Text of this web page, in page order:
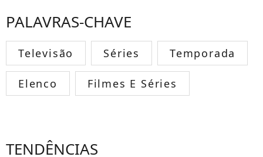
PALAVRAS-CHAVE
Televisão Séries Temporada
Elenco Filmes E Séries
TENDÊNCIAS